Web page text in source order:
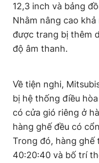
12,3 inch và bảng
Nhằm nâng cao
được trang bị thêm
độ âm thanh.
Về tiện nghi,
bị hệ thống điều
có cửa gió riêng ở
hàng ghế đều có
Trong đó, hàng ghế
40:20:40 và bố trí